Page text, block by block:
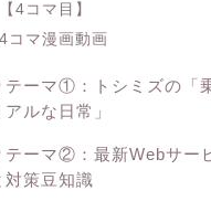
【4コマ目】
4コマ漫画動画
テーマ①：トシミズの「
ルな日常」
テーマ②：最新Webサー
対策豆知識